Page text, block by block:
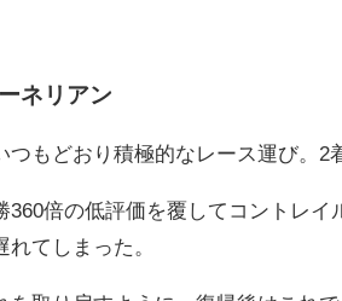
ネリアン
つもどおり積極的なレース運び。
360倍の低評価を覆してコントレ
てしまった。